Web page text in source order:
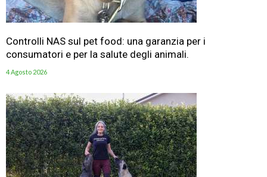
Controlli NAS sul pet food: una garanzia per i
consumatori e per la salute degli animali.
4 Agosto 2026